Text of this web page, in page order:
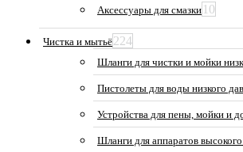
Аксессуары для смазки 10
Чистка и мытьё224
Шланги для чистки и мойки
Пистолеты для воды низкого
Устройства для пены, мойки и
Шланги для аппаратов